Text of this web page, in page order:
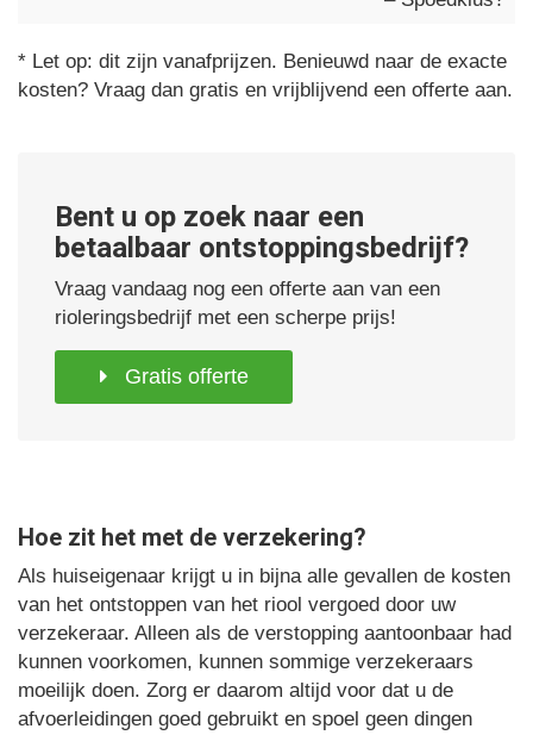
* Let op: dit zijn vanafprijzen. Benieuwd naar de exacte
kosten? Vraag dan gratis en vrijblijvend een offerte aan.
Bent u op zoek naar een
betaalbaar ontstoppingsbedrijf?
Vraag vandaag nog een offerte aan van een
rioleringsbedrijf met een scherpe prijs!
Gratis offerte
Hoe zit het met de verzekering?
Als huiseigenaar krijgt u in bijna alle gevallen de kosten
van het ontstoppen van het riool vergoed door uw
verzekeraar. Alleen als de verstopping aantoonbaar had
kunnen voorkomen, kunnen sommige verzekeraars
moeilijk doen. Zorg er daarom altijd voor dat u de
afvoerleidingen goed gebruikt en spoel geen dingen